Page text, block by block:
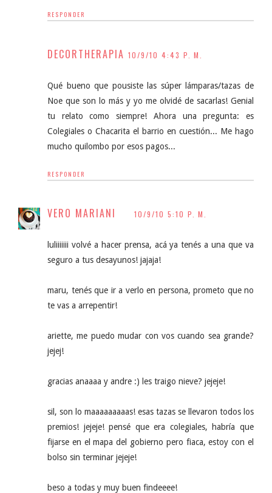
RESPONDER
DECORTHERAPIA 10/9/10 4:43 P. M.
Qué bueno que pousiste las súper lámparas/tazas de
Noe que son lo más y yo me olvidé de sacarlas! Genial
tu relato como siempre! Ahora una pregunta: es
Colegiales o Chacarita el barrio en cuestión... Me hago
mucho quilombo por esos pagos...
RESPONDER
VERO MARIANI 10/9/10 5:10 P. M.
luliiiiiii volvé a hacer prensa, acá ya tenés a una que va
seguro a tus desayunos! jajaja!
maru, tenés que ir a verlo en persona, prometo que no
te vas a arrepentir!
ariette, me puedo mudar con vos cuando sea grande?
jejej!
gracias anaaaa y andre :) les traigo nieve? jejeje!
sil, son lo maaaaaaaaas! esas tazas se llevaron todos los
premios! jejeje! pensé que era colegiales, habría que
fijarse en el mapa del gobierno pero fiaca, estoy con el
bolso sin terminar jejeje!
beso a todas y muy buen findeeee!